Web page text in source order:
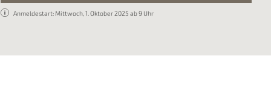
Anmeldestart: Mittwoch, 1. Oktober 2025 ab 9 Uhr